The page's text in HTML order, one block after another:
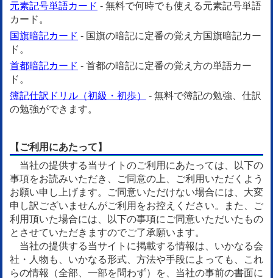
元素記号単語カード - 無料で何時でも使える元素記号単語
カード。
国旗暗記カード - 国旗の暗記に定番の覚え方国旗暗記カー
ド。
首都暗記カード - 首都の暗記に定番の覚え方の単語カー
ド。
簿記仕訳ドリル（初級・初歩）
- 無料で簿記の勉強、仕訳
の勉強ができます。
【ご利用にあたって】
当社の提供する当サイトのご利用にあたっては、以下の
事項をお読みいただき、ご同意の上、ご利用いただくよう
お願い申し上げます。ご同意いただけない場合には、大変
申し訳ございませんがご利用をお控えください。また、ご
利用頂いた場合には、以下の事項にご同意いただいたもの
とさせていただきますのでご了承願います。
当社の提供する当サイトに掲載する情報は、いかなる会
社・人物も、いかなる形式、方法や手段によっても、これ
らの情報（全部、一部を問わず）を、当社の事前の書面に